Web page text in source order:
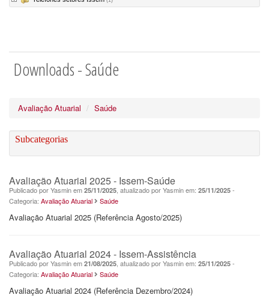
Downloads - Saúde
Avaliação Atuarial Saúde
Subcategorias
Avaliação Atuarial 2025 - Issem-Saúde
Publicado por Yasmin em 25/11/2025 , atualizado por Yasmin em: 25/11/2025 -
Categoria: Avaliação Atuarial Saúde
Avaliação Atuarial 2025 (Referência Agosto/2025)
Avaliação Atuarial 2024 - Issem-Assistência
Publicado por Yasmin em 21/08/2025 , atualizado por Yasmin em: 25/11/2025 -
Categoria: Avaliação Atuarial Saúde
Avaliação Atuarial 2024 (Referência Dezembro/2024)